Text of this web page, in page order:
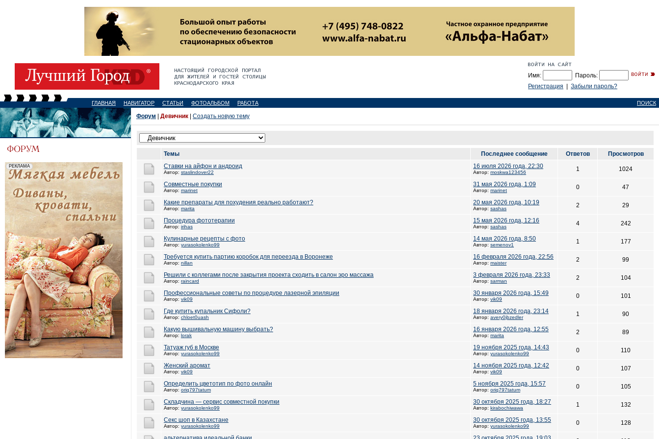
Имя:
Пароль:
Регистрация
Забыли пароль?
ГЛАВНАЯ НАВИГАТОР СТАТЬИ ФОТОАЛЬБОМ РАБОТА ПОИСК
Форум Девичник Создать новую тему
Темы Последнее сообщение Ответов
Просмотров
Ставки на айфон и андроид
Автор: staslindover22
16 июля 2026 года, 22:30
Автор: moskwa123456 1 1024
Совместные покупки
Автор: marinet
31 мая 2026 года, 1:09
Автор: marinet 0 47
Какие препараты для похудения реально работают?
Автор: marita
20 мая 2026 года, 10:19
Автор: sashas 2 29
Процедура фототерапии
Автор: irihas
15 мая 2026 года, 12:16
Автор: sashas 4 242
Кулинарные рецепты с фото
Автор: yurasokolenko99
14 мая 2026 года, 8:50
Автор: semenov1 1 177
Требуется купить партию коробок для переезда в Воронеже
Автор: nillan
16 февраля 2026 года, 22:56
Автор: maister 2 99
Решили с коллегами после закрытия проекта сходить в салон эро массажа
Автор: raincard
3 февраля 2026 года, 23:33
Автор: sarman 2 104
Профессиональные советы по процедуре лазерной эпиляции
Автор: vik09
30 января 2026 года, 15:49
Автор: vik09 0 101
Где купить купальник Сифоли?
Автор: chloet0uash
18 января 2026 года, 23:14
Автор: avery0jbzedler 1 90
Какую вышивальную машину выбрать?
Автор: lorak
16 января 2026 года, 12:55
Автор: marita 2 89
Татуаж губ в Москве
Автор: yurasokolenko99
19 ноября 2025 года, 14:43
Автор: yurasokolenko99 0 110
Женский аромат
Автор: vik09
14 ноября 2025 года, 12:42
Автор: vik09 0 107
Определить цветотип по фото онлайн
Автор: oriq797tatum
5 ноября 2025 года, 15:57
Автор: oriq797tatum 0 105
Складчина — сервис совместной покупки
Автор: yurasokolenko99
30 октября 2025 года, 18:27
Автор: kirabochiwawa 1 132
Секс шоп в Казахстане
Автор: yurasokolenko99
30 октября 2025 года, 13:55
Автор: yurasokolenko99 0 128